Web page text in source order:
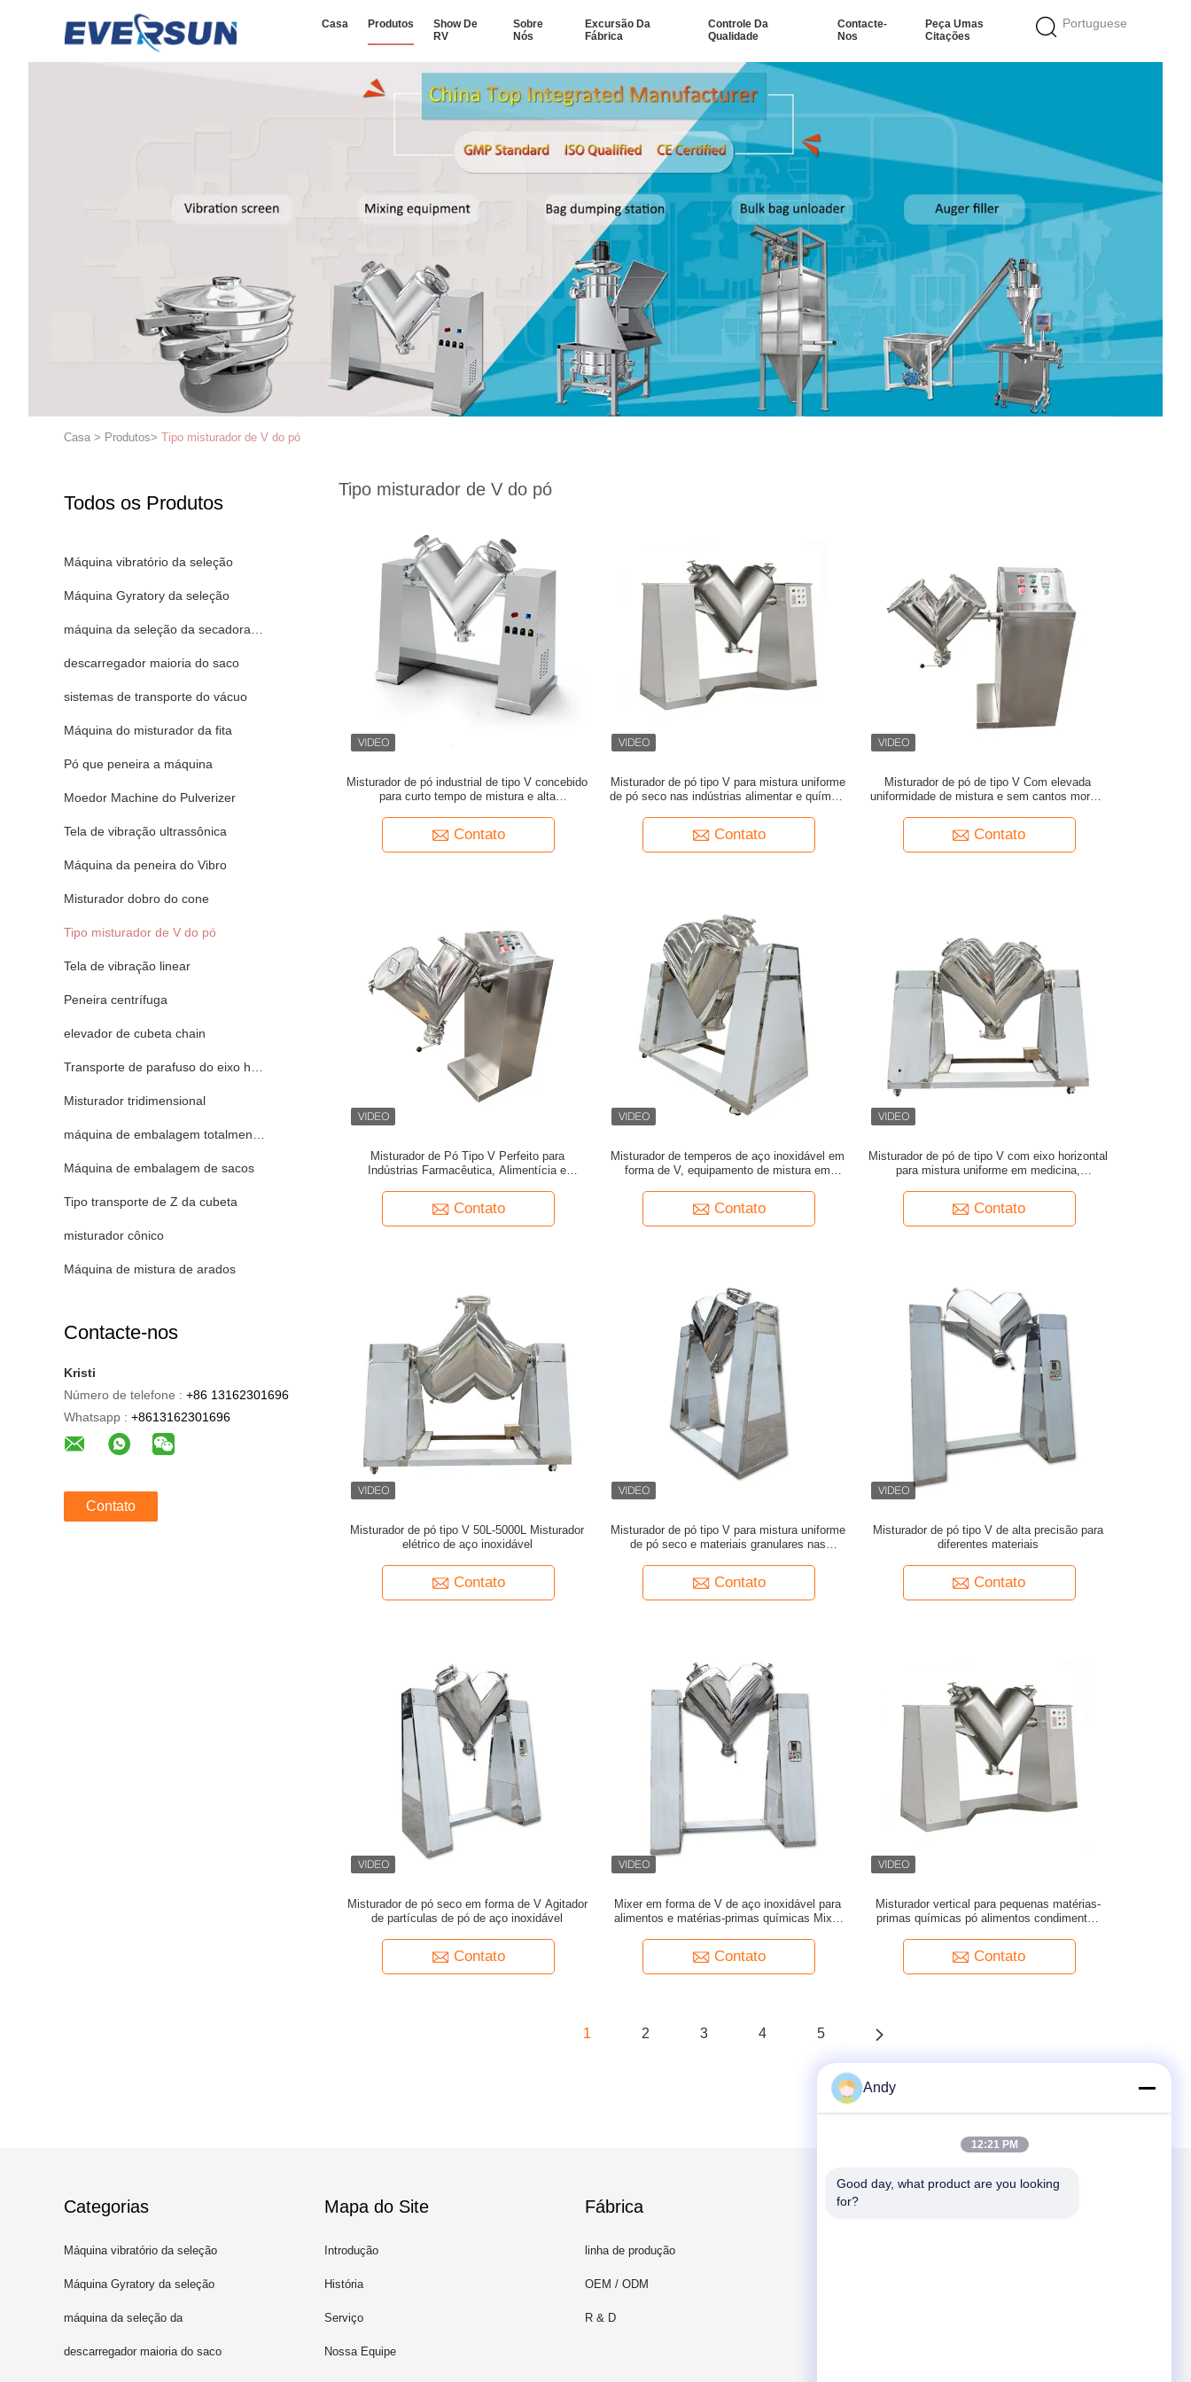
Portuguese
Casa Produtos
Show De
RV
Sobre
Nós
Excursão Da
Fábrica
Controle Da
Qualidade
Contacte-
Nos
Peça Umas
Citações
Casa > Produtos> Tipo misturador de V do pó
Todos os Produtos
Máquina vibratório da seleção
Máquina Gyratory da seleção
máquina da seleção da secadora de roupa
descarregador maioria do saco
sistemas de transporte do vácuo
Máquina do misturador da fita
Pó que peneira a máquina
Moedor Machine do Pulverizer
Tela de vibração ultrassônica
Máquina da peneira do Vibro
Misturador dobro do cone
Tipo misturador de V do pó
Tela de vibração linear
Peneira centrífuga
elevador de cubeta chain
Transporte de parafuso do eixo helicoidal
Misturador tridimensional
máquina de embalagem totalmente automático
Máquina de embalagem de sacos
Tipo transporte de Z da cubeta
misturador cônico
Máquina de mistura de arados
Contacte-nos
Kristi
Número de telefone : +86 13162301696
Whatsapp : +8613162301696
Contato
Tipo misturador de V do pó
Misturador de pó industrial de tipo V concebido
para curto tempo de mistura e alta
Contato
Misturador de pó tipo V para mistura uniforme
de pó seco nas indústrias alimentar e química
Contato
Misturador de pó de tipo V Com elevada
uniformidade de mistura e sem cantos mortos
Contato
Misturador de Pó Tipo V Perfeito para
Indústrias Farmacêutica, Alimentícia e
Contato
Misturador de temperos de aço inoxidável em
forma de V, equipamento de mistura em
Contato
Misturador de pó de tipo V com eixo horizontal
para mistura uniforme em medicina,
Contato
Misturador de pó tipo V 50L-5000L Misturador
elétrico de aço inoxidável
Contato
Misturador de pó tipo V para mistura uniforme
de pó seco e materiais granulares nas
Contato
Misturador de pó tipo V de alta precisão para
diferentes materiais
Contato
Misturador de pó seco em forma de V Agitador
de partículas de pó de aço inoxidável
Contato
Mixer em forma de V de aço inoxidável para
alimentos e matérias-primas químicas Mixer
Contato
Misturador vertical para pequenas matérias-
primas químicas pó alimentos condimentos
Contato
1 2 3 4 5
Categorias
Máquina vibratório da seleção
Máquina Gyratory da seleção
máquina da seleção da
secadora de roupa
descarregador maioria do saco
Mapa do Site
Introdução
História
Serviço
Nossa Equipe
Fábrica
linha de produção
OEM / ODM
R & D
Envie-nos
Andy
12:21 PM
Good day, what product are you looking
for?